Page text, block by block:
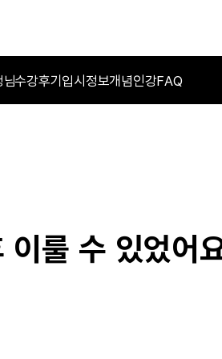
님수강후기입시정보개념인강FAQ
룰 수 있었어